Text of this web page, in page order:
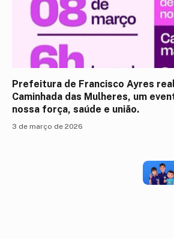
Prefeitura de Francisco Ayres
Caminhada das Mulheres, um
nossa força, saúde e união.
3 de março de 2026